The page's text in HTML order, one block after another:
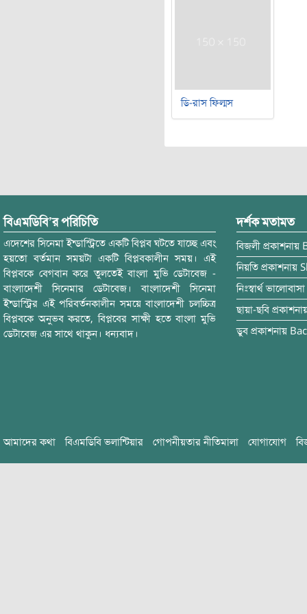
ডি-রাস ফিল্মস
বিএমডিবি’র পরিচিতি
এদেশের সিনেমা ইন্ডাস্ট্রিতে একটি বিপ্লব ঘটতে যাচ্ছে এবং
হয়তো বর্তমান সময়টা একটি বিপ্লবকালীন সময়। এই
বিপ্লবকে বেগবান করে তুলতেই বাংলা মুভি ডেটাবেজ -
বাংলাদেশী সিনেমার ডেটাবেজ। বাংলাদেশী সিনেমা
ইন্ডাস্ট্রির এই পরিবর্তনকালীন সময়ে বাংলাদেশী চলচ্চিত্র
বিপ্লবকে অনুভব করতে, বিপ্লবের সাক্ষী হতে বাংলা মুভি
ডেটাবেজ এর সাথে থাকুন। ধন্যবাদ।
দর্শক মতামত
বিজলী প্রকাশনায়
নিয়তি প্রকাশনায়
নিঃস্বার্থ ভালোবাসা
ছায়া-ছবি
ডুব প্রকাশনায়
আমাদের কথা বিএমডিবি ভলান্টিয়ার গোপনীয়তার নীতিমালা যোগাযোগ